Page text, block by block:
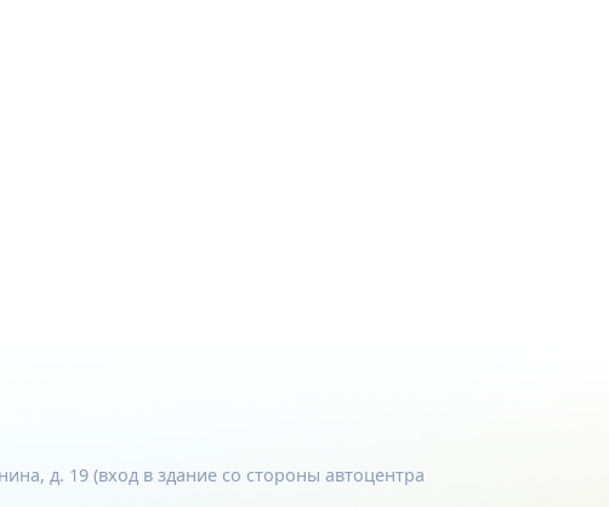
д. 19 (вход в здание со стороны автоцентра